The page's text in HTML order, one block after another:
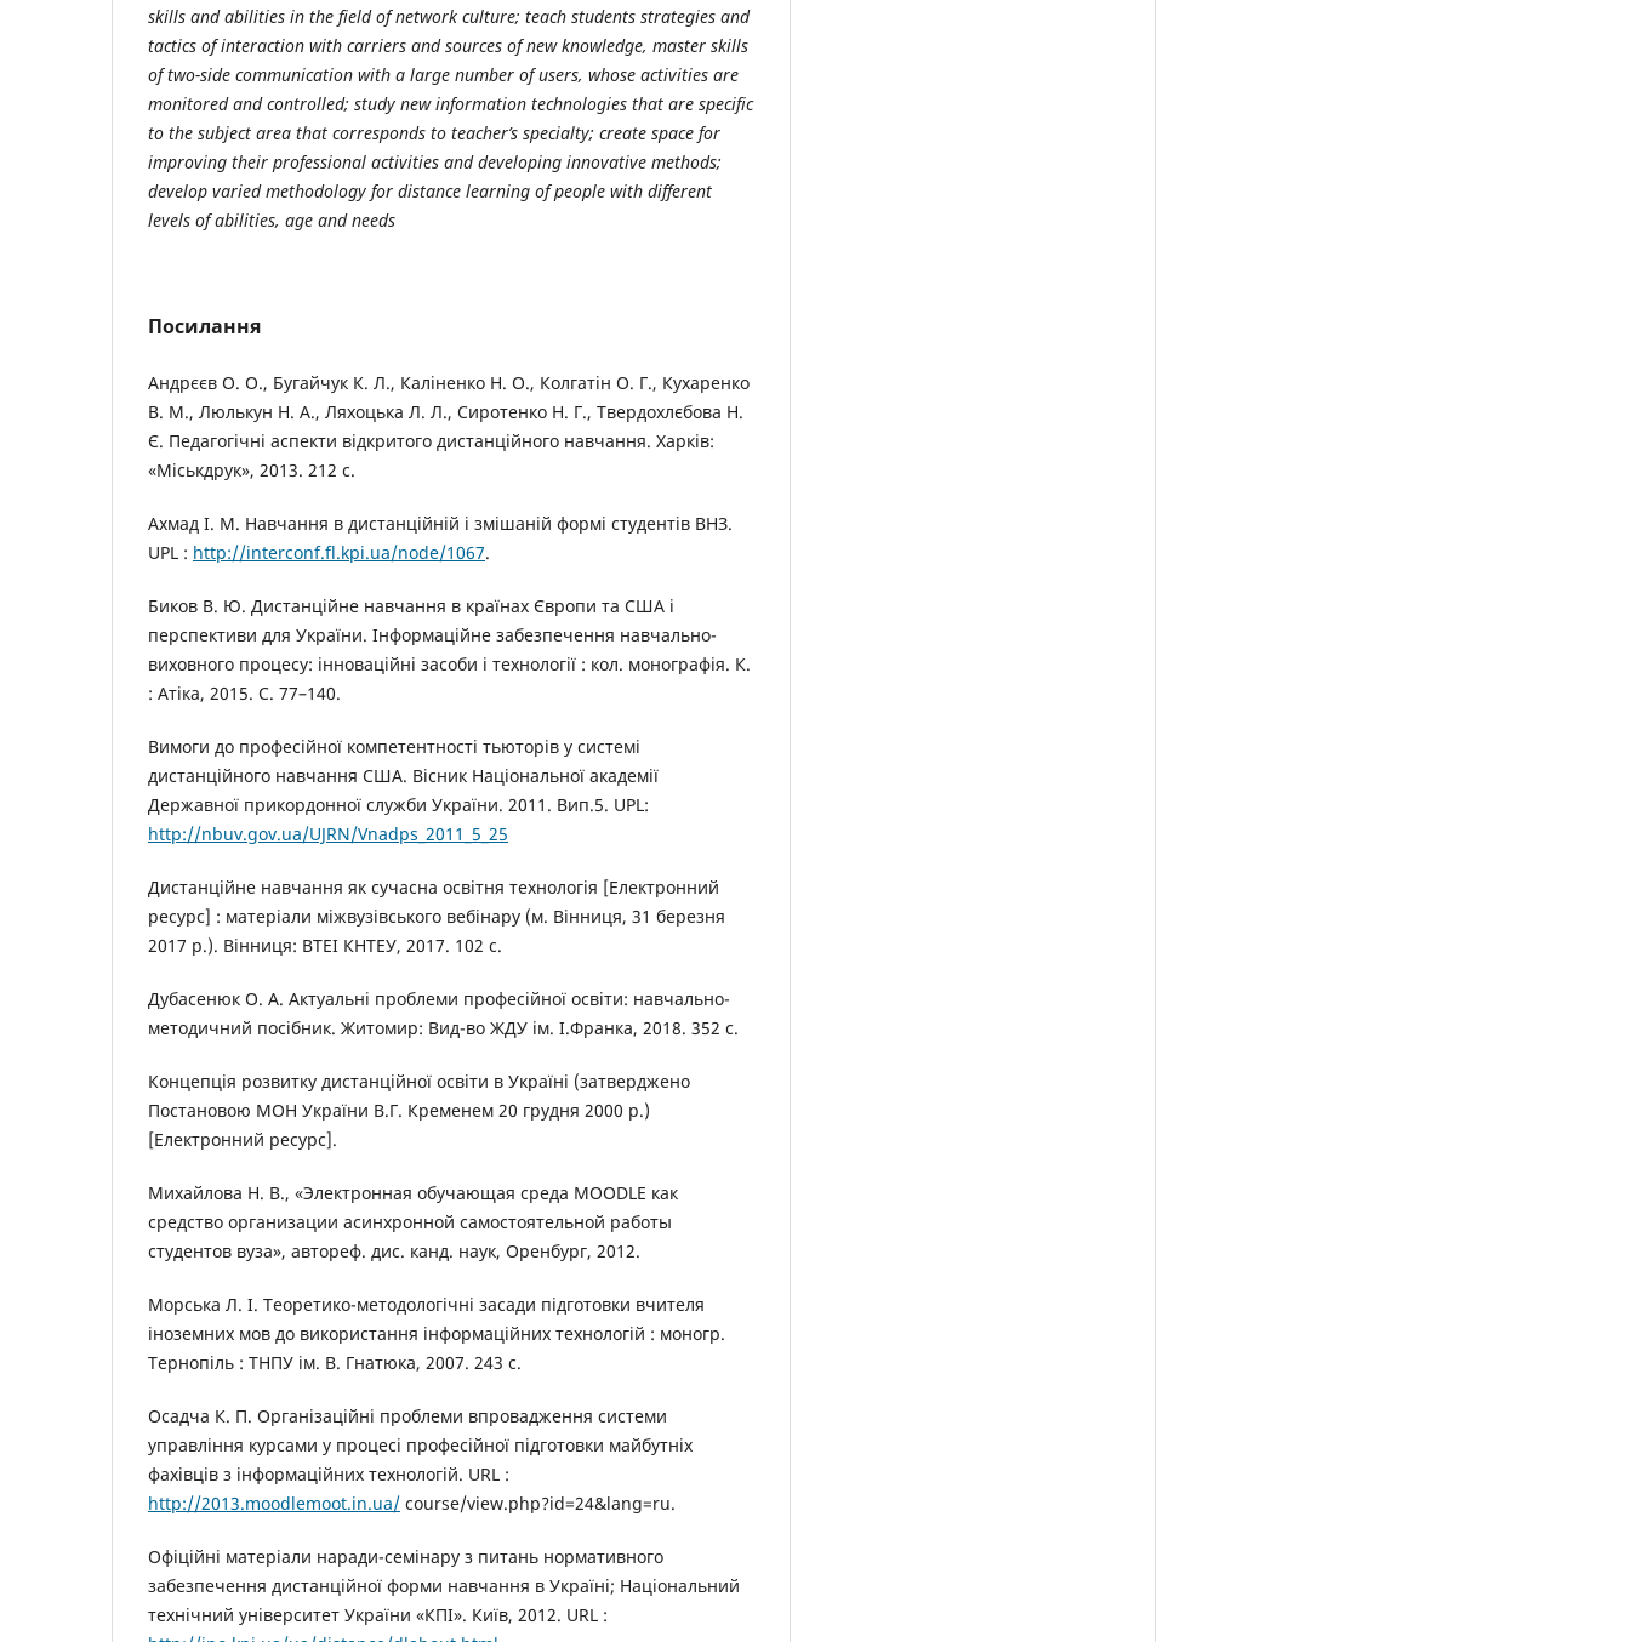
skills and abilities in the field of network culture; teach students strategies and
tactics of interaction with carriers and sources of new knowledge, master skills
of two-side communication with a large number of users, whose activities are
monitored and controlled; study new information technologies that are specific
to the subject area that corresponds to teacher’s specialty; create space for
improving their professional activities and developing innovative methods;
develop varied methodology for distance learning of people with different
levels of abilities, age and needs
Посилання
Андрєєв О. О., Бугайчук К. Л., Каліненко Н. О., Колгатін О. Г., Кухаренко
В. М., Люлькун Н. А., Ляхоцька Л. Л., Сиротенко Н. Г., Твердохлєбова Н.
Є. Педагогічні аспекти відкритого дистанційного навчання. Харків:
«Міськдрук», 2013. 212 с.
Ахмад І. М. Навчання в дистанційній і змішаній формі студентів ВНЗ.
UPL : http://interconf.fl.kpi.ua/node/1067.
Биков В. Ю. Дистанційне навчання в країнах Європи та США і
перспективи для України. Інформаційне забезпечення навчально-
виховного процесу: інноваційні засоби і технології : кол. монографія. К.
: Атіка, 2015. С. 77–140.
Вимоги до професійної компетентності тьюторів у системі
дистанційного навчання США. Вісник Національної академії
Державної прикордонної служби України. 2011. Вип.5. UPL:
http://nbuv.gov.ua/UJRN/Vnadps_2011_5_25
Дистанційне навчання як сучасна освітня технологія [Електронний
ресурс] : матеріали міжвузівського вебінару (м. Вінниця, 31 березня
2017 р.). Вінниця: ВТЕІ КНТЕУ, 2017. 102 с.
Дубасенюк О. А. Актуальні проблеми професійної освіти: навчально-
методичний посібник. Житомир: Вид-во ЖДУ ім. І.Франка, 2018. 352 с.
Концепція розвитку дистанційної освіти в Україні (затверджено
Постановою МОН України В.Г. Кременем 20 грудня 2000 р.)
[Електронний ресурс].
Михайлова Н. В., «Электронная обучающая среда MOODLE как
средство организации асинхронной самостоятельной работы
студентов вуза», автореф. дис. канд. наук, Оренбург, 2012.
Морська Л. І. Теоретико-методологічні засади підготовки вчителя
іноземних мов до використання інформаційних технологій : моногр.
Тернопіль : ТНПУ ім. В. Гнатюка, 2007. 243 с.
Осадча К. П. Організаційні проблеми впровадження системи
управління курсами у процесі професійної підготовки майбутніх
фахівців з інформаційних технологій. URL :
http://2013.moodlemoot.in.ua/ course/view.php?id=24&lang=ru.
Офіційні матеріали наради-семінару з питань нормативного
забезпечення дистанційної форми навчання в Україні; Національний
технічний університет України «КПІ». Київ, 2012. URL :